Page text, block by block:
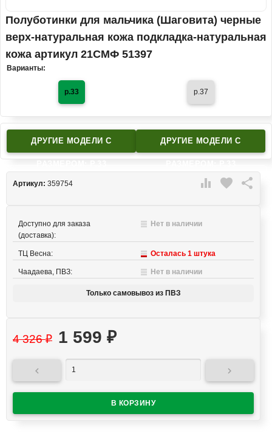
Полуботинки для мальчика (Шаговита) черные
верх-натуральная кожа подкладка-натуральная
кожа артикул 21СМФ 51397
Варианты:
р.33 р.37
ДРУГИЕ МОДЕЛИ C ДРУГИЕ МОДЕЛИ C
 favorite 
Артикул: 359754
Доступно для заказа
(доставка):
Нет в наличии
ТЦ Весна: Осталась 1 штука
Чаадаева, ПВЗ: Нет в наличии
Только самовывоз из ПВЗ
4 326₽ 1 599 ₽
 